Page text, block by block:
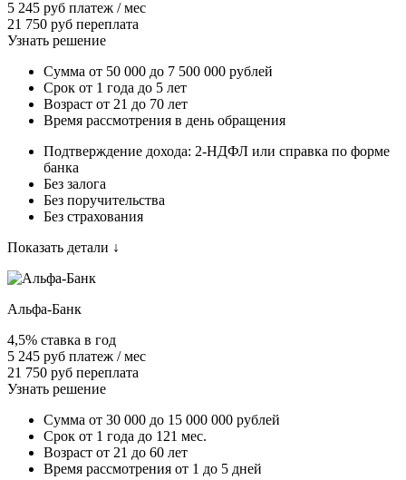
5 245 руб платеж / мес
21 750 руб переплата
Узнать решение
Сумма от 50 000 до 7 500 000 рублей
Срок от 1 года до 5 лет
Возраст от 21 до 70 лет
Время рассмотрения в день обращения
Подтверждение дохода: 2-НДФЛ или справка по форме
банка
Без залога
Без поручительства
Без страхования
Показать детали ↓
Альфа-Банк
4,5% ставка в год
5 245 руб платеж / мес
21 750 руб переплата
Узнать решение
Сумма от 30 000 до 15 000 000 рублей
Срок от 1 года до 121 мес.
Возраст от 21 до 60 лет
Время рассмотрения от 1 до 5 дней